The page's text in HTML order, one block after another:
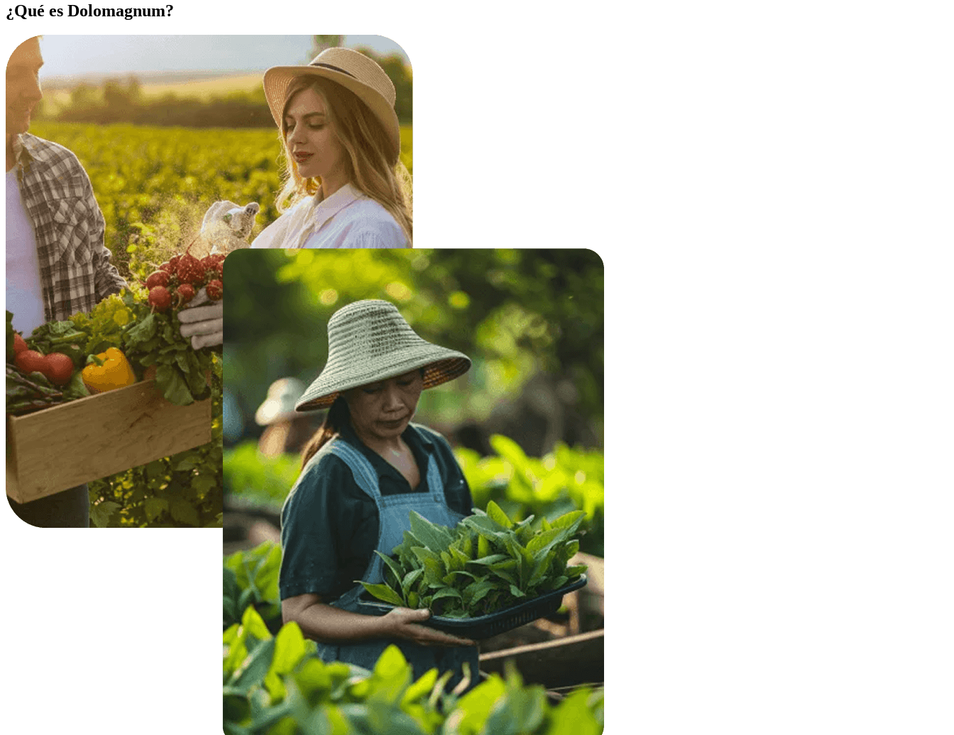
¿Qué es Dolomagnum?